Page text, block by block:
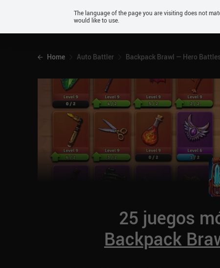
Android
Home Auto Battler Backpack Brawl — Hero
25 juegos
Backpack
The language of the page you are visiting does not
would like to use.